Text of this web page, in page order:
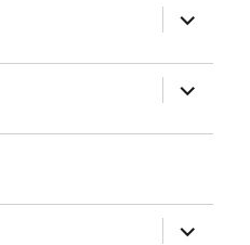
anzeigen
anzeigen